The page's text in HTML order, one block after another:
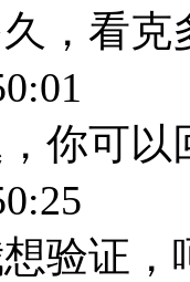
，看克
你可以
验证，